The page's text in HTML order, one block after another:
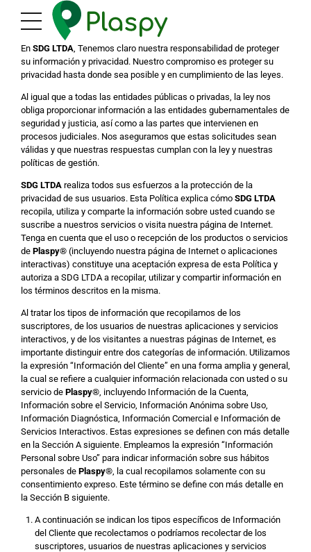
En SDG LTDA, Tenemos claro nuestra responsabilidad de proteger
su información y privacidad. Nuestro compromiso es proteger su
privacidad hasta donde sea posible y en cumplimiento de las leyes.
Al igual que a todas las entidades públicas o privadas, la ley nos
obliga proporcionar información a las entidades gubernamentales de
seguridad y justicia, así como a las partes que intervienen en
procesos judiciales. Nos aseguramos que estas solicitudes sean
válidas y que nuestras respuestas cumplan con la ley y nuestras
políticas de gestión.
SDG LTDA realiza todos sus esfuerzos a la protección de la
privacidad de sus usuarios. Esta Política explica cómo SDG LTDA
recopila, utiliza y comparte la información sobre usted cuando se
suscribe a nuestros servicios o visita nuestra página de Internet.
Tenga en cuenta que el uso o recepción de los productos o servicios
de Plaspy® (incluyendo nuestra página de Internet o aplicaciones
interactivas) constituye una aceptación expresa de esta Política y
autoriza a SDG LTDA a recopilar, utilizar y compartir información en
los términos descritos en la misma.
Al tratar los tipos de información que recopilamos de los
suscriptores, de los usuarios de nuestras aplicaciones y servicios
interactivos, y de los visitantes a nuestras páginas de Internet, es
importante distinguir entre dos categorías de información. Utilizamos
la expresión “Información del Cliente” en una forma amplia y general,
la cual se refiere a cualquier información relacionada con usted o su
servicio de Plaspy®, incluyendo Información de la Cuenta,
Información sobre el Servicio, Información Anónima sobre Uso,
Información Diagnóstica, Información Comercial e Información de
Servicios Interactivos. Estas expresiones se definen con más detalle
en la Sección A siguiente. Empleamos la expresión “Información
Personal sobre Uso” para indicar información sobre sus hábitos
personales de Plaspy®, la cual recopilamos solamente con su
consentimiento expreso. Este término se define con más detalle en
la Sección B siguiente.
A continuación se indican los tipos específicos de Información
del Cliente que recolectamos o podríamos recolectar de los
suscriptores, usuarios de nuestras aplicaciones y servicios